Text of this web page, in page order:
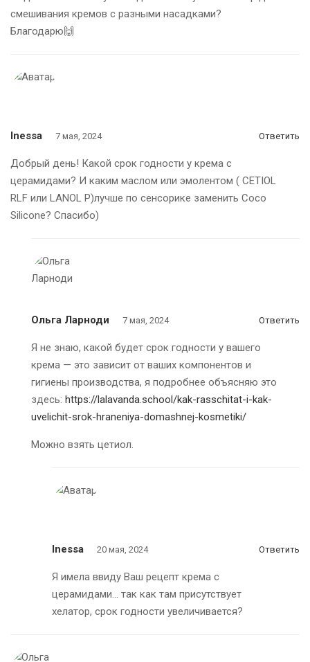
смешивания кремов с разными насадками?
Благодарю🙌
Inessa 7 мая, 2024 Ответить
Добрый день! Какой срок годности у крема с
церамидами? И каким маслом или эмолентом ( CETIOL
RLF или LANOL P)лучше по сенсорике заменить Coco
Silicone? Спасибо)
Ольга Ларноди 7 мая, 2024 Ответить
Я не знаю, какой будет срок годности у вашего
крема — это зависит от ваших компонентов и
гигиены производства, я подробнее объясняю это
здесь: https://lalavanda.school/kak-rasschitat-i-kak-
uvelichit-srok-hraneniya-domashnej-kosmetiki/
Можно взять цетиол.
Inessa 20 мая, 2024 Ответить
Я имела ввиду Ваш рецепт крема с
церамидами… так как там присутствует
хелатор, срок годности увеличивается?